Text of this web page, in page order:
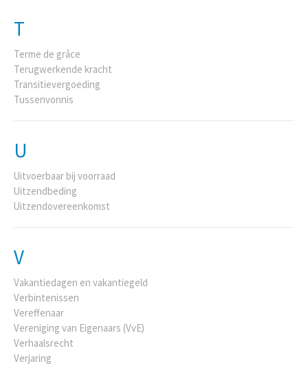
T
Terme de grâce
Terugwerkende kracht
Transitievergoeding
Tussenvonnis
U
Uitvoerbaar bij voorraad
Uitzendbeding
Uitzendovereenkomst
V
Vakantiedagen en vakantiegeld
Verbintenissen
Vereffenaar
Vereniging van Eigenaars (VvE)
Verhaalsrecht
Verjaring